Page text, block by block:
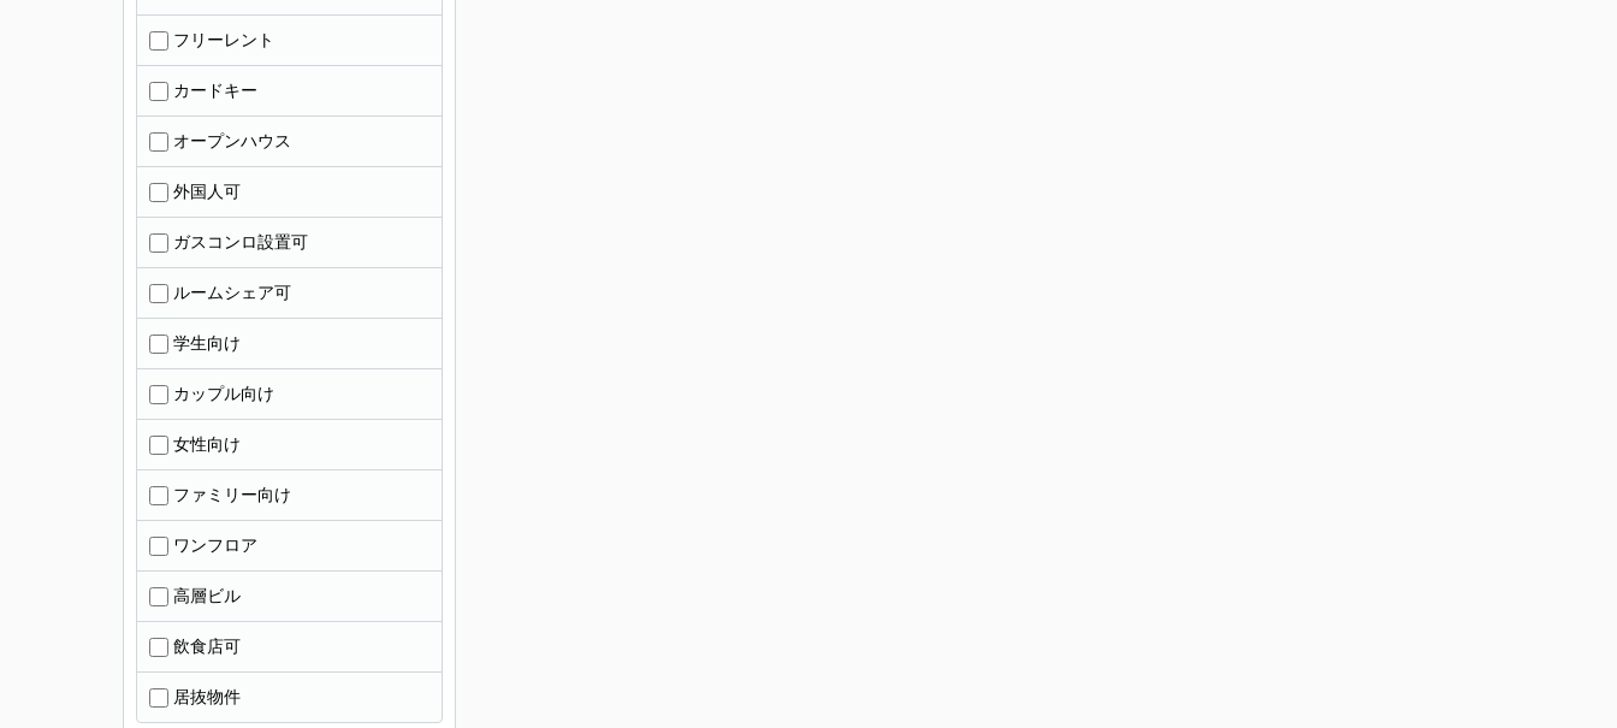
フリーレント
カードキー
オープンハウス
外国人可
ガスコンロ設置可
ルームシェア可
学生向け
カップル向け
女性向け
ファミリー向け
ワンフロア
高層ビル
飲食店可
居抜物件